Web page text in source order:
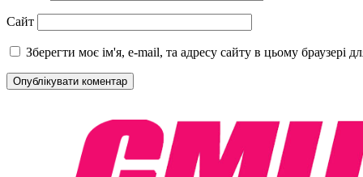
Сайт
Зберегти моє ім'я, e-mail, та адресу сайту в цьому браузері